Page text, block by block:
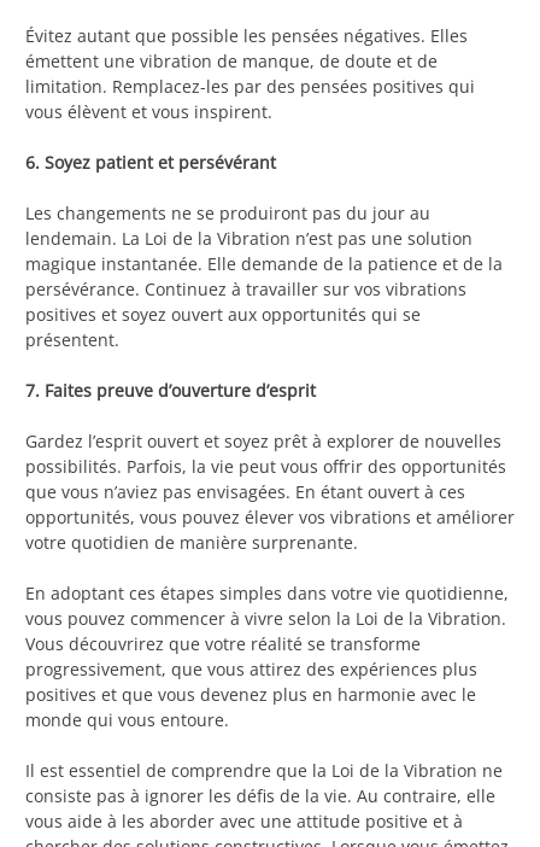
Évitez autant que possible les pensées négatives. Elles
émettent une vibration de manque, de doute et de
limitation. Remplacez-les par des pensées positives qui
vous élèvent et vous inspirent.
6. Soyez patient et persévérant
Les changements ne se produiront pas du jour au
lendemain. La Loi de la Vibration n’est pas une solution
magique instantanée. Elle demande de la patience et de la
persévérance. Continuez à travailler sur vos vibrations
positives et soyez ouvert aux opportunités qui se
présentent.
7. Faites preuve d’ouverture d’esprit
Gardez l’esprit ouvert et soyez prêt à explorer de nouvelles
possibilités. Parfois, la vie peut vous offrir des opportunités
que vous n’aviez pas envisagées. En étant ouvert à ces
opportunités, vous pouvez élever vos vibrations et améliorer
votre quotidien de manière surprenante.
En adoptant ces étapes simples dans votre vie quotidienne,
vous pouvez commencer à vivre selon la Loi de la Vibration.
Vous découvrirez que votre réalité se transforme
progressivement, que vous attirez des expériences plus
positives et que vous devenez plus en harmonie avec le
monde qui vous entoure.
Il est essentiel de comprendre que la Loi de la Vibration ne
consiste pas à ignorer les défis de la vie. Au contraire, elle
vous aide à les aborder avec une attitude positive et à